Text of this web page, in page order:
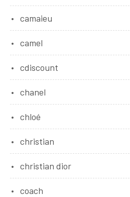
camaieu
camel
cdiscount
chanel
chloé
christian
christian dior
coach